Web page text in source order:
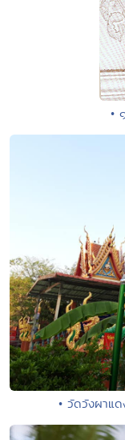
•
• วัดวังผาแ